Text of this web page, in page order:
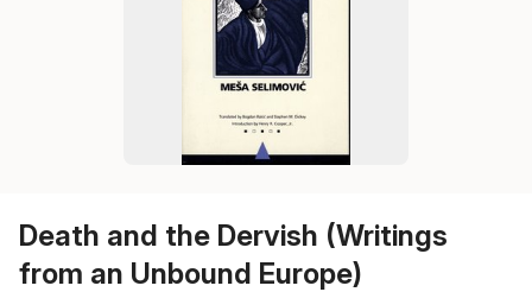
Death and the Dervish (Writings
from an Unbound Europe)